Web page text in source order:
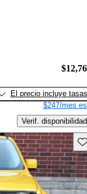
El precio incluye tasas
$247/mes
Verif. disponibilidad